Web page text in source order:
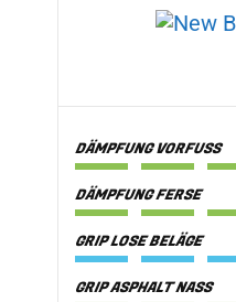
DÄMPFUNG VORFUSS
DÄMPFUNG FERSE
GRIP LOSE BELÄGE
GRIP ASPHALT NASS